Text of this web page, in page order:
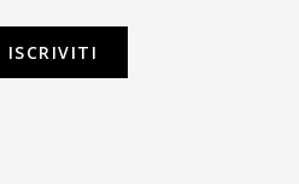
ISCRIVITI